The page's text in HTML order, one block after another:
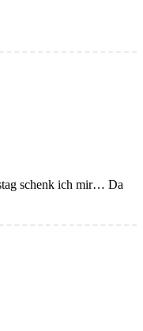
schenk ich mir… Da